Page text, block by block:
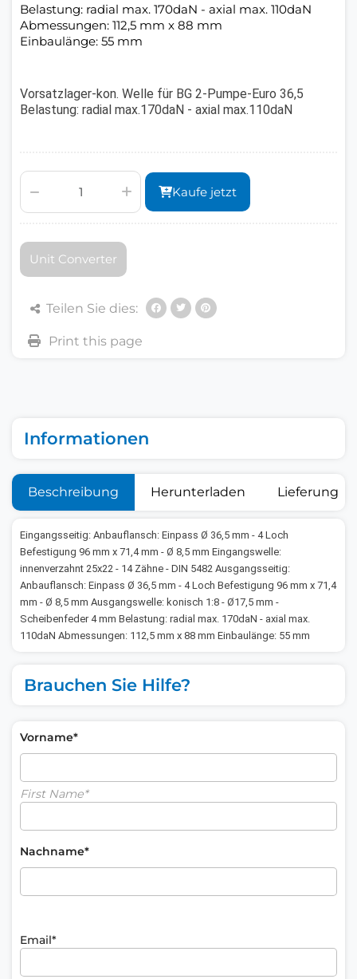
Belastung: radial max. 170daN - axial max. 110daN
Abmessungen: 112,5 mm x 88 mm
Einbaulänge: 55 mm
Vorsatzlager-kon. Welle für BG 2-Pumpe-Euro 36,5
Belastung: radial max.170daN - axial max.110daN
Kaufe jetzt
Unit Converter
Teilen Sie dies:
Informationen
Beschreibung Herunterladen Lieferung
Eingangsseitig: Anbauflansch: Einpass Ø 36,5 mm - 4 Loch
Befestigung 96 mm x 71,4 mm - Ø 8,5 mm Eingangswelle:
innenverzahnt 25x22 - 14 Zähne - DIN 5482 Ausgangsseitig:
Anbauflansch: Einpass Ø 36,5 mm - 4 Loch Befestigung 96 mm x 71,4
mm - Ø 8,5 mm Ausgangswelle: konisch 1:8 - Ø17,5 mm -
Scheibenfeder 4 mm Belastung: radial max. 170daN - axial max.
110daN Abmessungen: 112,5 mm x 88 mm Einbaulänge: 55 mm
Brauchen Sie Hilfe?
Vorname*
First Name*
Nachname*
Email*